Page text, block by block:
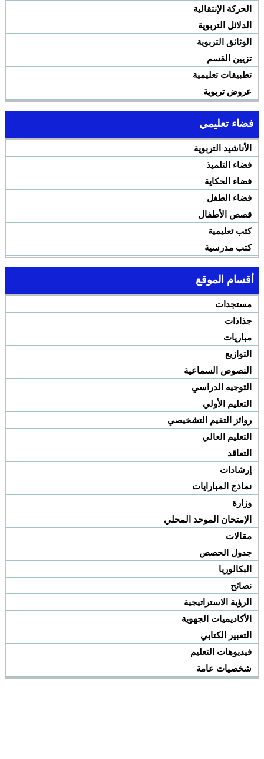
الحركة الإنتقالية
الدلائل التربوية
الوثائق التربوية
تزيين القسم
تطبيقات تعليمية
عروض تربوية
فضاء تعليمي
الأناشيد التربوية
فضاء التلميذ
فضاء الحكاية
فضاء الطفل
قصص الأطفال
كتب تعليمية
كتب مدرسية
أقسام الموقع
مستجدات
جذاذات
مباريات
التوازيع
النصوص السماعية
التوجيه الدراسي
التعليم الأولي
روائز التقيم التشخيصي
التعليم العالي
التعاقد
إرشادات
نماذج المبارايات
وزارة
الإمتحان الموحد المحلي
مقالات
جدول الحصص
البكالوريا
نصائح
الرؤية الاستراتيجية
الأكاديميات الجهوية
التعبير الكتابي
فيديوهات التعليم
شخصيات عامة